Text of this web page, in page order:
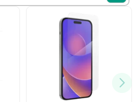
Face ID: Tương thích hoàn hảo với
che cảm biến, không ảnh hưởng
dán cường lực
, bảo vệ toàn diện.
và hiển thị chân thực.